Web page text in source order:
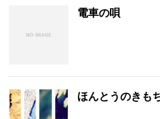
電車の唄
ほんとうのきも